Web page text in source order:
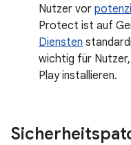
Nutzer vor
Protect ist auf
Diensten
wichtig für
Play installieren.